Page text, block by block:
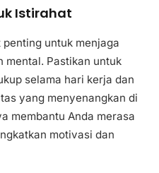
Istirahat
untuk menjaga
mental. Pastikan untuk
selama hari kerja dan
yang menyenangkan di
membantu Anda merasa
motivasi dan